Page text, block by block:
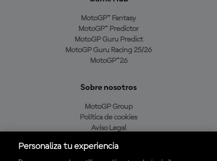
MotoGP™ Fantasy
MotoGP™ Predictor
MotoGP Guru Predict
MotoGP Guru Racing 25/26
MotoGP™26
Sobre nosotros
MotoGP Group
Política de cookies
Aviso Legal
Política de compra
Personaliza tu experiencia